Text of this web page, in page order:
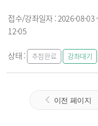
2026-08-03
12-05
추첨완료 강좌대기
이전 페이지